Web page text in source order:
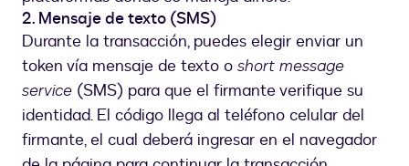
2. Mensaje de texto (SMS)
Durante la transacción, puedes elegir enviar un
token vía mensaje de texto o short message
service (SMS) para que el firmante verifique su
identidad. El código llega al teléfono celular del
firmante, el cual deberá ingresar en el navegador